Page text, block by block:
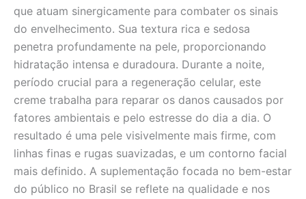
que atuam sinergicamente para combater os sinais
do envelhecimento. Sua textura rica e sedosa
penetra profundamente na pele, proporcionando
hidratação intensa e duradoura. Durante a noite,
período crucial para a regeneração celular, este
creme trabalha para reparar os danos causados por
fatores ambientais e pelo estresse do dia a dia. O
resultado é uma pele visivelmente mais firme, com
linhas finas e rugas suavizadas, e um contorno facial
mais definido. A suplementação focada no bem-estar
do público no Brasil se reflete na qualidade e nos